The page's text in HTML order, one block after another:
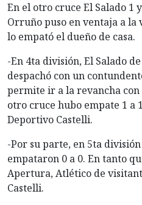
En el otro cruce El Salado 1
Orruño puso en ventaja a la
lo empató el dueño de casa.
-En 4ta división, El Salado
despachó con un
permite ir a la revancha
otro cruce hubo empate 1 a
Deportivo Castelli.
-Por su parte, en 5ta
empataron 0 a 0. En tanto
Apertura, Atlético de
Castelli.